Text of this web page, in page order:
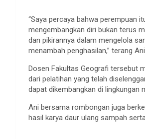
“Saya percaya bahwa perempuan
mengembangkan diri bukan terus
dan pikirannya dalam mengelola
menambah penghasilan,” terang
Dosen Fakultas Geografi tersebut
dari pelatihan yang telah
dapat dikembangkan di lingkungan
Ani bersama rombongan juga
hasil karya daur ulang sampah